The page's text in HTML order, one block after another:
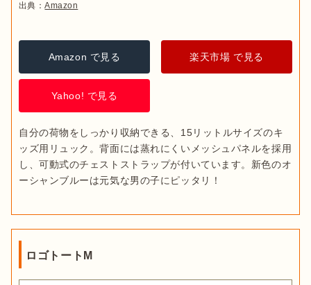
出典：Amazon
Amazon で見る 楽天市場 で見る
Yahoo! で見る
自分の荷物をしっかり収納できる、15リットルサイズのキ
ッズ用リュック。背面には蒸れにくいメッシュパネルを採用
し、可動式のチェストストラップが付いています。新色のオ
ーシャンブルーは元気な男の子にピッタリ！
ロゴトートM